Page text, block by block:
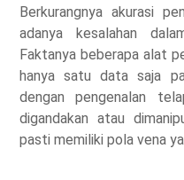
Berkurangnya akurasi
adanya kesalahan
Faktanya beberapa alat
hanya satu data saja
dengan pengenalan
digandakan atau
pasti memiliki pola vena